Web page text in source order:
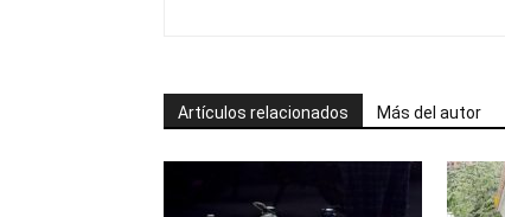
Artículos relacionados Más del autor